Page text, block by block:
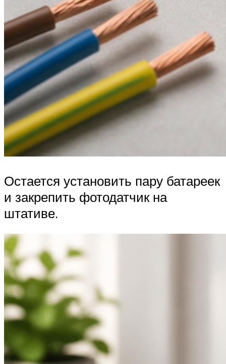
Остается установить пару батареек
и закрепить фотодатчик на
штативе.